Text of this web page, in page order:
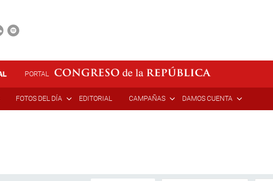
PORTAL
FOTOS DEL DÍA EDITORIAL CAMPAÑAS DAMOS CUENTA